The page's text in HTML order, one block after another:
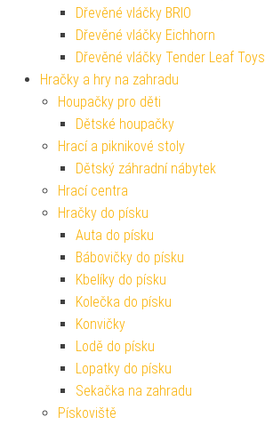
Dřevěné vláčky BRIO
Dřevěné vláčky Eichhorn
Dřevěné vláčky Tender Leaf Toys
Hračky a hry na zahradu
Houpačky pro děti
Dětské houpačky
Hrací a piknikové stoly
Dětský záhradní nábytek
Hrací centra
Hračky do písku
Auta do písku
Bábovičky do písku
Kbelíky do písku
Kolečka do písku
Konvičky
Lodě do písku
Lopatky do písku
Sekačka na zahradu
Pískoviště